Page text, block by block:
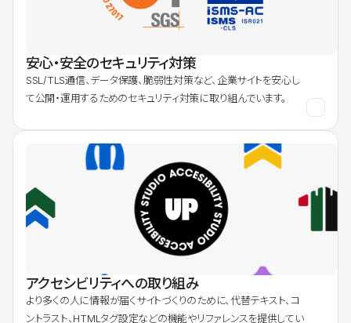
安心・安全のセキュリティ対策
SSL/TLS通信、データ保護、脆弱性対策など、企業サイトを安心し
て公開・運用するためのセキュリティ対策に取り組んでいます。
アクセシビリティへの取り組み
より多くの人に情報が届くサイトづくりのために、代替テキスト、コ
ントラスト、HTMLタグ設定などの機能やリファレンスを提供してい